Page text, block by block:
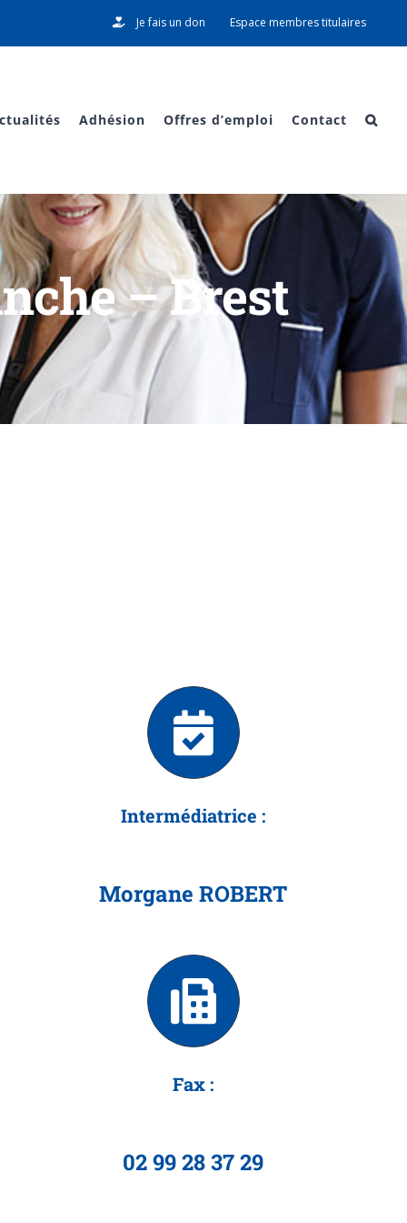
Je fais un don Espace membres titulaires
Adhésion Offres d’emploi Contact
– Brest
Intermédiatrice :
Morgane ROBERT
Fax :
02 99 28 37 29